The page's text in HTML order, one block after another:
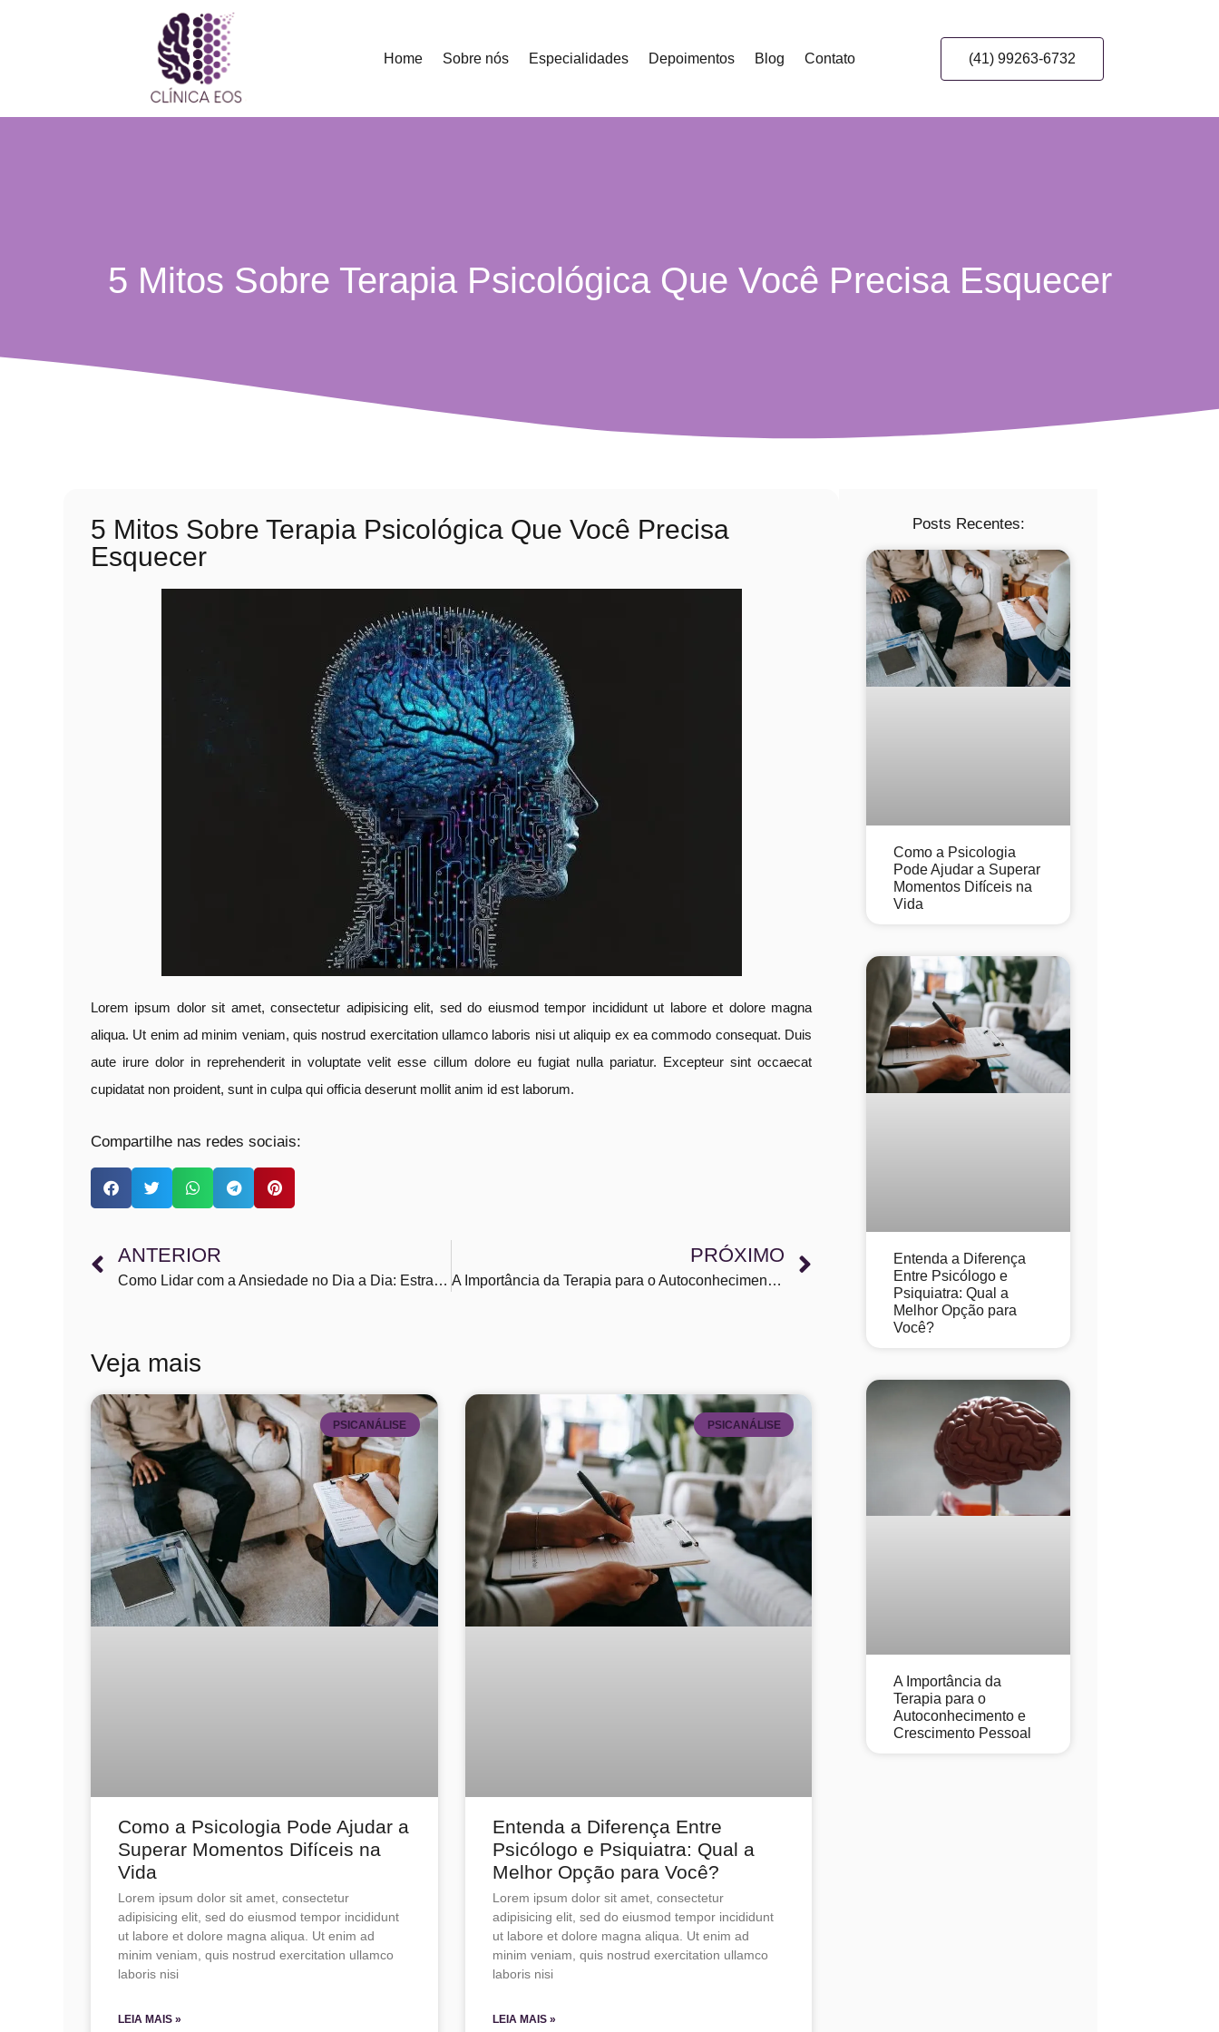
Home Sobre nós Especialidades Depoimentos Blog Contato (41) 99263-6732
5 Mitos Sobre Terapia Psicológica Que Você Precisa Esquecer
5 Mitos Sobre Terapia Psicológica Que Você Precisa
Esquecer
Lorem ipsum dolor sit amet, consectetur adipisicing elit, sed do eiusmod tempor incididunt ut labore et dolore magna
aliqua. Ut enim ad minim veniam, quis nostrud exercitation ullamco laboris nisi ut aliquip ex ea commodo consequat. Duis
aute irure dolor in reprehenderit in voluptate velit esse cillum dolore eu fugiat nulla pariatur. Excepteur sint occaecat
cupidatat non proident, sunt in culpa qui officia deserunt mollit anim id est laborum.
Compartilhe nas redes sociais:
ANTERIOR
Como Lidar com a Ansiedade no Dia a Dia: Estratégias Eficazes para Reduzir o Estresse
PRÓXIMO
A Importância da Terapia para o Autoconhecimento e Crescimento Pessoal
Veja mais
PSICANÁLISE
Como a Psicologia Pode Ajudar a
Superar Momentos Difíceis na
Vida
Lorem ipsum dolor sit amet, consectetur
adipisicing elit, sed do eiusmod tempor incididunt
ut labore et dolore magna aliqua. Ut enim ad
minim veniam, quis nostrud exercitation ullamco
laboris nisi
LEIA MAIS »
PSICANÁLISE
Entenda a Diferença Entre
Psicólogo e Psiquiatra: Qual a
Melhor Opção para Você?
Lorem ipsum dolor sit amet, consectetur
adipisicing elit, sed do eiusmod tempor incididunt
ut labore et dolore magna aliqua. Ut enim ad
minim veniam, quis nostrud exercitation ullamco
laboris nisi
LEIA MAIS »
Posts Recentes:
Como a Psicologia
Pode Ajudar a Superar
Momentos Difíceis na
Vida
Entenda a Diferença
Entre Psicólogo e
Psiquiatra: Qual a
Melhor Opção para
Você?
A Importância da
Terapia para o
Autoconhecimento e
Crescimento Pessoal